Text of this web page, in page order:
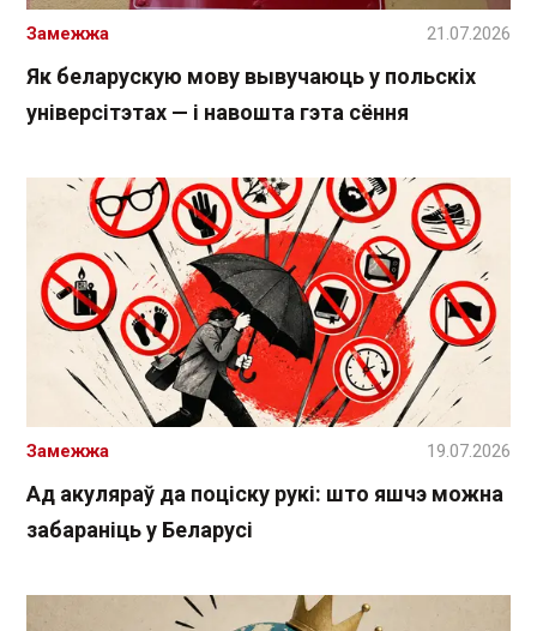
Як беларускую мову вывучаюць у польскіх
універсітэтах — і навошта гэта сёння
Замежжа 21.07.2026
Ад акуляраў да поціску рукі: што яшчэ можна
забараніць у Беларусі
Замежжа 19.07.2026